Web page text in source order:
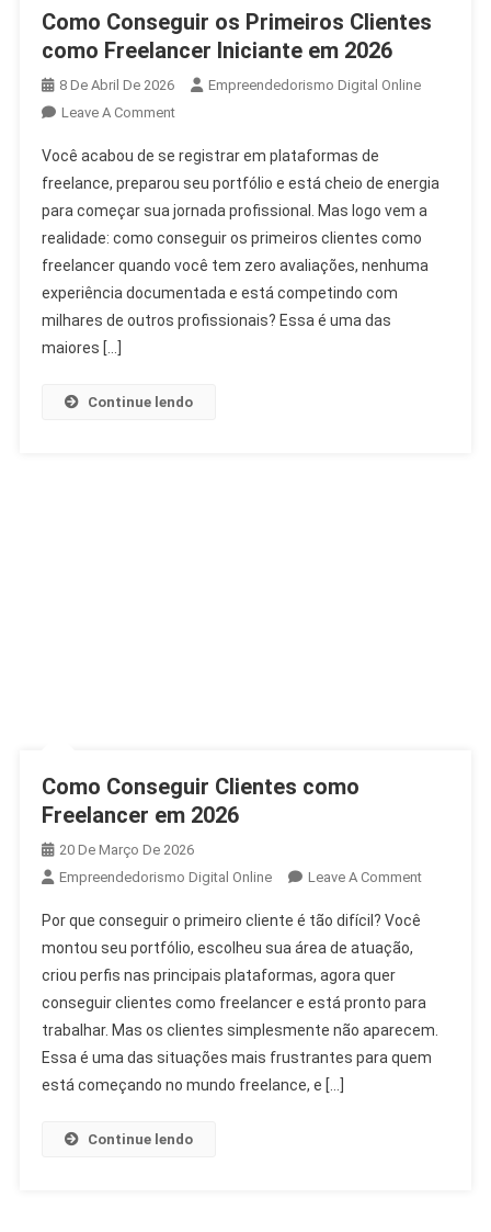
Como Conseguir os Primeiros Clientes
como Freelancer Iniciante em 2026
8 De Abril De 2026
Empreendedorismo Digital Online
Leave A Comment
Você acabou de se registrar em plataformas de
freelance, preparou seu portfólio e está cheio de energia
para começar sua jornada profissional. Mas logo vem a
realidade: como conseguir os primeiros clientes como
freelancer quando você tem zero avaliações, nenhuma
experiência documentada e está competindo com
milhares de outros profissionais? Essa é uma das
maiores […]
Continue lendo
Como Conseguir Clientes como
Freelancer em 2026
20 De Março De 2026
Empreendedorismo Digital Online
Leave A Comment
Por que conseguir o primeiro cliente é tão difícil? Você
montou seu portfólio, escolheu sua área de atuação,
criou perfis nas principais plataformas, agora quer
conseguir clientes como freelancer e está pronto para
trabalhar. Mas os clientes simplesmente não aparecem.
Essa é uma das situações mais frustrantes para quem
está começando no mundo freelance, e […]
Continue lendo